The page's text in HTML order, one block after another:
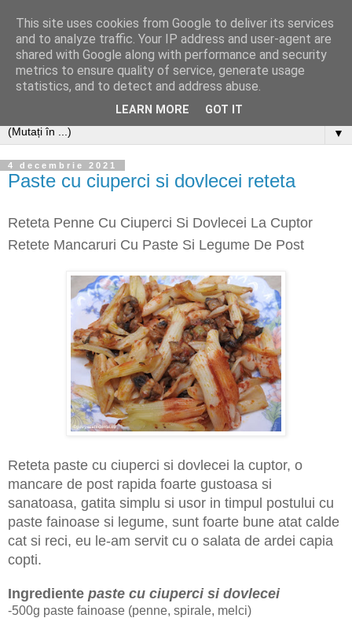
▼
4 decembrie 2021
Paste cu ciuperci si dovlecei reteta
Reteta Penne Cu Ciuperci Si Dovlecei La Cuptor
Retete Mancaruri Cu Paste Si Legume De Post
Reteta paste cu ciuperci si dovlecei la cuptor, o
mancare de post rapida foarte gustoasa si
sanatoasa, gatita simplu si usor in timpul postului cu
paste fainoase si legume, sunt foarte bune atat calde
cat si reci, eu le-am servit cu o salata de ardei capia
copti.
Ingrediente paste cu ciuperci si dovlecei
-500g paste fainoase (penne, spirale, melci)
This site uses cookies from Google to deliver its services
and to analyze traffic. Your IP address and user-agent are
shared with Google along with performance and security
metrics to ensure quality of service, generate usage
statistics, and to detect and address abuse.
LEARN MORE GOT IT